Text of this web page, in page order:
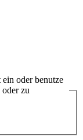
oder benutze
zu